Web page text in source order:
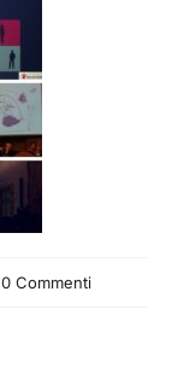
0 Commenti